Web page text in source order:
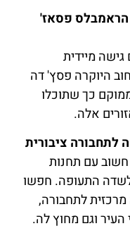
פסאז'
מיידית
היוקרה פסץ' דה
כך שתוכלו
אלה.
לתחבורה ציבורית
חשוב עם תחנות
לשדה התעופה. חפשו
לתחבורה,
העיר וגם מחוץ לה.